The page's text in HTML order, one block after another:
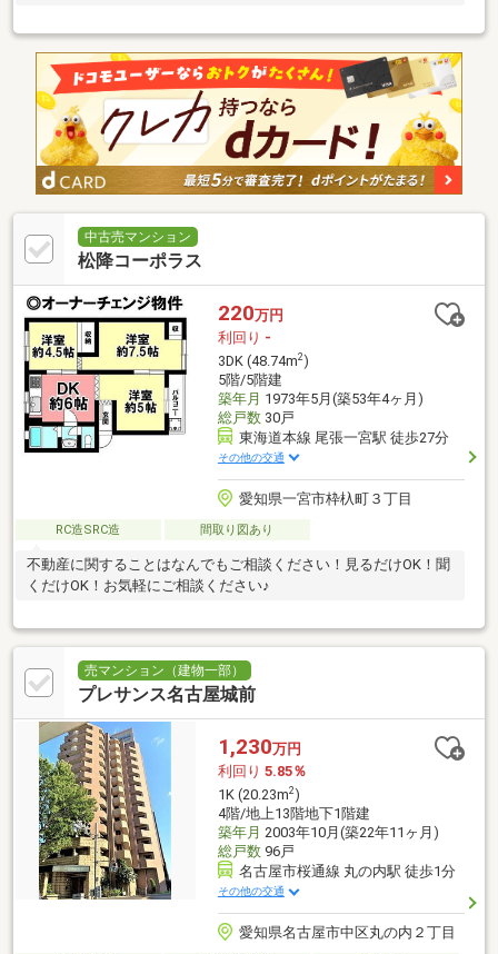
中古売マンション
松降コーポラス
220万円
利回り -
3DK (48.74m2)
5階/5階建
築年月 1973年5月(築53年4ヶ月)
総戸数30戸
東海道本線 尾張一宮駅 徒歩27分
その他の交通
愛知県一宮市枠杁町３丁目
RC造SRC造 間取り図あり
不動産に関することはなんでもご相談ください！見るだけOK！聞
くだけOK！お気軽にご相談ください♪
売マンション（建物一部）
プレサンス名古屋城前
1,230万円
利回り 5.85％
1K (20.23m2)
4階/地上13階地下1階建
築年月 2003年10月(築22年11ヶ月)
総戸数96戸
名古屋市桜通線 丸の内駅 徒歩1分
その他の交通
愛知県名古屋市中区丸の内２丁目